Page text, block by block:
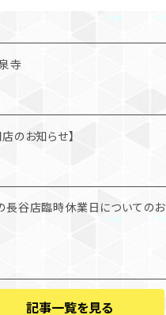
寺
のお知らせ】
長谷店臨時休業日についてのお
記事一覧を見る